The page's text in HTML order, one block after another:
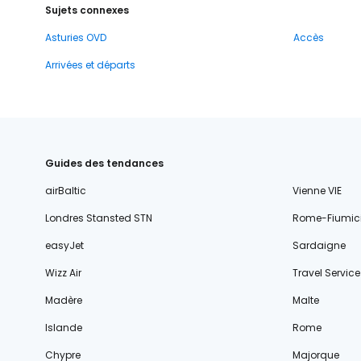
Sujets connexes
Asturies OVD
Accès
Arrivées et départs
Guides des tendances
airBaltic
Vienne VIE
Londres Stansted STN
Rome-
easyJet
Sardaigne
Wizz Air
Travel Service
Madère
Malte
Islande
Rome
Chypre
Majorque